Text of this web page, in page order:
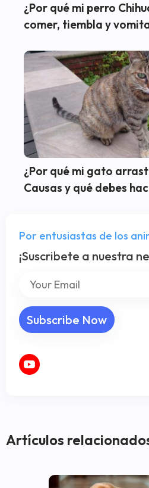
¿Por qué mi perro
comer, tiembla y
¿Por qué mi gato
Causas y qué debes
Por entusiastas de los
¡Suscribete a nuestra
Artículos